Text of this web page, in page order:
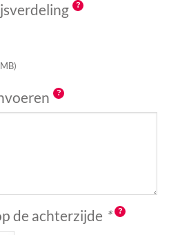
de achterzijde *